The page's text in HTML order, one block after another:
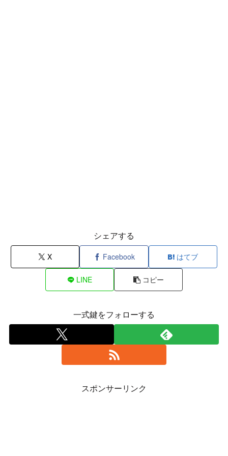
シェアする
X Facebook はてブ
LINE コピー
一式鍵をフォローする
スポンサーリンク